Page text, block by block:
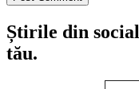
Știrile din
tău.